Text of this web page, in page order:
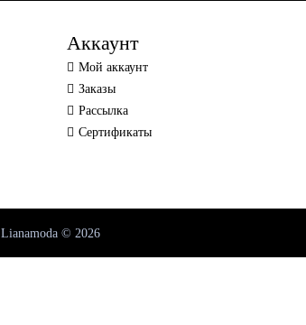
Аккаунт
Мой аккаунт
Заказы
Рассылка
Сертификаты
Lianamoda © 2026